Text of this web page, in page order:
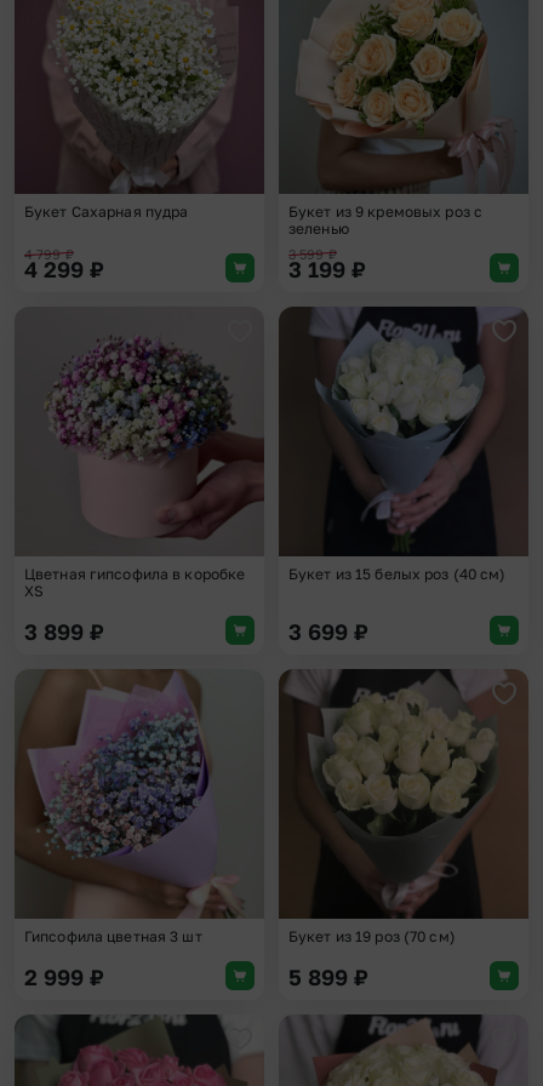
Букет Сахарная пудра
4 799₽
4 299 ₽
Букет из 9 кремовых роз с
зеленью
3 599₽
3 199 ₽
Добавить в избранное
Цветная гипсофила в коробке
XS
3 899 ₽
Букет из 15 белых роз (40 см)
3 699 ₽
Добавить в избранное
Гипсофила цветная 3 шт
2 999 ₽
Букет из 19 роз (70 см)
5 899 ₽
Добавить в избранное